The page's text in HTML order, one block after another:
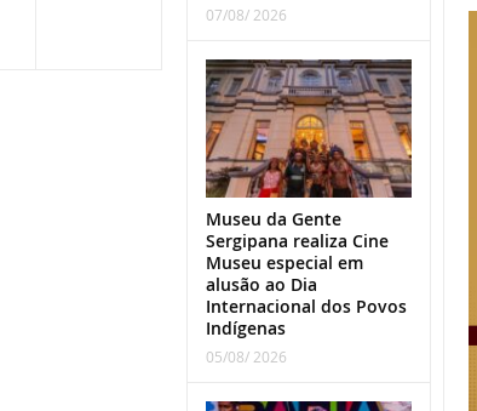
07/08/ 2026
Museu da Gente
Sergipana realiza Cine
Museu especial em
alusão ao Dia
Internacional dos Povos
Indígenas
05/08/ 2026